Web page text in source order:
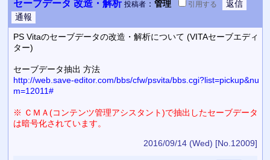
セーブデータ 改造・解析 投稿者： 管理 引用する
PS Vitaのセーブデータの改造・解析について (VITAセーブエディ
ター)
セーブデータ抽出 方法
http://web.save-editor.com/bbs/cfw/psvita/bbs.cgi?list=pickup&nu
m=12011#
※ ＣＭＡ(コンテンツ管理アシスタント)で抽出したセーブデータ
は暗号化されています。
2016/09/14 (Wed) [No.12009]